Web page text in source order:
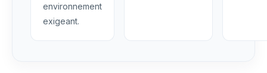
environnement
exigeant.